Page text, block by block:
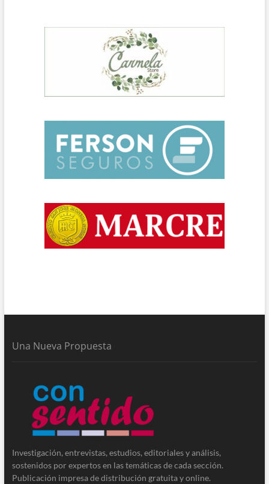
Una Nueva Propuesta
Investigación, entrevistas, estudios, editoriales y análisis,
sostenidos por expertos en las temáticas de cada sección.
Publicación impresa de distribución gratuita y online.